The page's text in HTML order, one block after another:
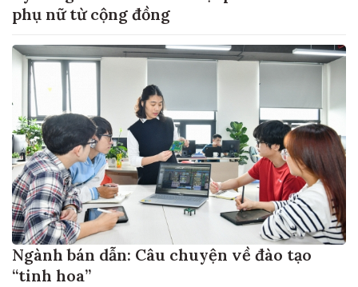
phụ nữ từ cộng đồng
Ngành bán dẫn: Câu chuyện về đào tạo
“tinh hoa”